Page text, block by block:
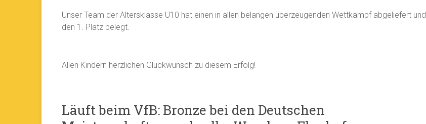
Unser Team der Altersklasse U10 hat einen in allen belangen überzeugenden Wettkampf abgeliefert und
den 1. Platz belegt.
Allen Kindern herzlichen Glückwunsch zu diesem Erfolg!
Läuft beim VfB: Bronze bei den Deutschen